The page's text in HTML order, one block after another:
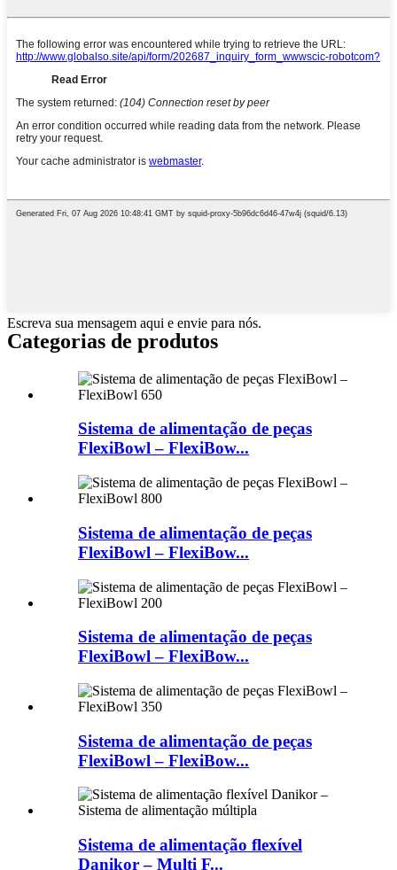
Escreva sua mensagem aqui e envie para nós.
Categorias de produtos
Sistema de alimentação de peças
FlexiBowl – FlexiBow...
Sistema de alimentação de peças
FlexiBowl – FlexiBow...
Sistema de alimentação de peças
FlexiBowl – FlexiBow...
Sistema de alimentação de peças
FlexiBowl – FlexiBow...
Sistema de alimentação flexível
Danikor – Multi F...